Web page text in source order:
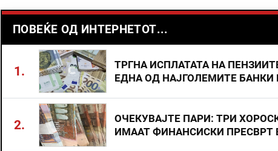
ПОВЕЌЕ ОД ИНТЕРНЕТОТ...
1.
ТРГНА ИСПЛАТАТА НА
ЕДНА ОД НАЈГОЛЕМИТЕ
2.
ОЧЕКУВАЈТЕ ПАРИ: ТРИ
ИМААТ ФИНАНСИСКИ ПРЕСВРТ